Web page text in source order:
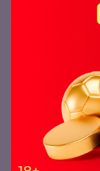
Игра между
четверг, 20‑го